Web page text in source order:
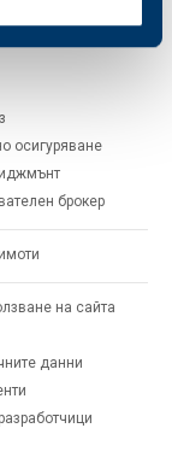
осигуряване
брокер
на сайта
данни